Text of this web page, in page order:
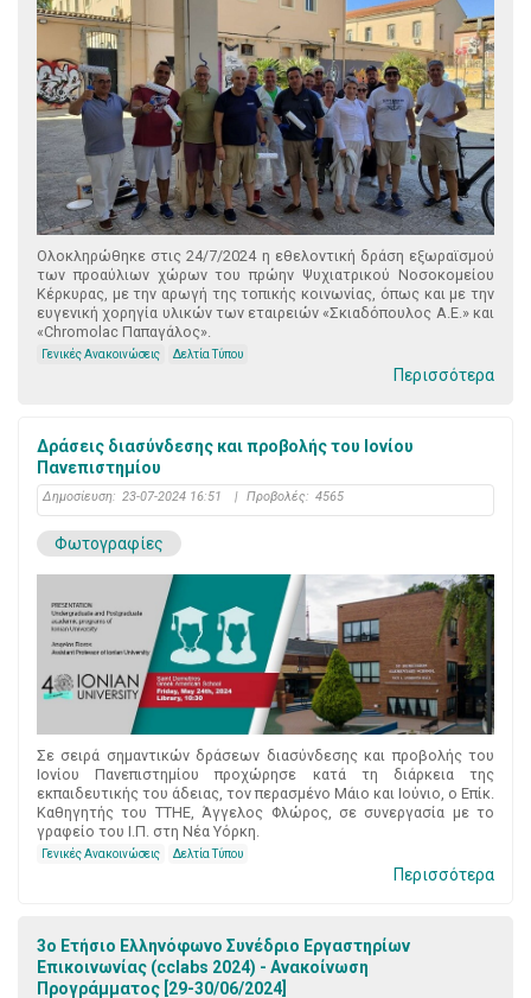
Ολοκληρώθηκε στις 24/7/2024 η εθελοντική δράση εξωραϊσμού
των προαύλιων χώρων του πρώην Ψυχιατρικού Νοσοκομείου
Κέρκυρας, με την αρωγή της τοπικής κοινωνίας, όπως και με την
ευγενική χορηγία υλικών των εταιρειών «Σκιαδόπουλος Α.Ε.» και
«Chromolac Παπαγάλος».
Γενικές Ανακοινώσεις Δελτία Τύπου
Περισσότερα
Δράσεις διασύνδεσης και προβολής του Ιονίου
Πανεπιστημίου
Δημοσίευση: 23-07-2024 16:51 | Προβολές: 4565
Φωτογραφίες
Σε σειρά σημαντικών δράσεων διασύνδεσης και προβολής του
Ιονίου Πανεπιστημίου προχώρησε κατά τη διάρκεια της
εκπαιδευτικής του άδειας, τον περασμένο Μάιο και Ιούνιο, ο Επίκ.
Καθηγητής του ΤΤΗΕ, Άγγελος Φλώρος, σε συνεργασία με το
γραφείο του Ι.Π. στη Νέα Υόρκη.
Γενικές Ανακοινώσεις Δελτία Τύπου
Περισσότερα
3ο Ετήσιο Ελληνόφωνο Συνέδριο Εργαστηρίων
Επικοινωνίας (cclabs 2024) - Ανακοίνωση
Προγράμματος [29-30/06/2024]